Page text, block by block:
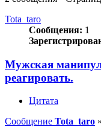
Tota_taro
Сообщения: 1
Мужская
реагировать.
Цитата
Сообщение Tota_taro »